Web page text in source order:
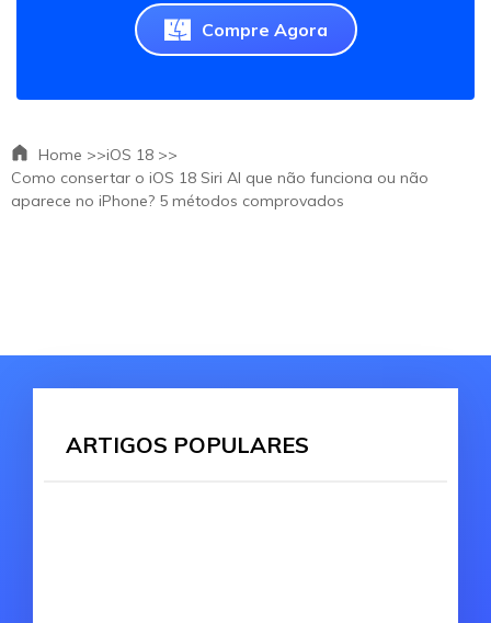
Compre Agora
Home >>iOS 18 >>
Como consertar o iOS 18 Siri AI que não funciona ou não
aparece no iPhone? 5 métodos comprovados
ARTIGOS POPULARES